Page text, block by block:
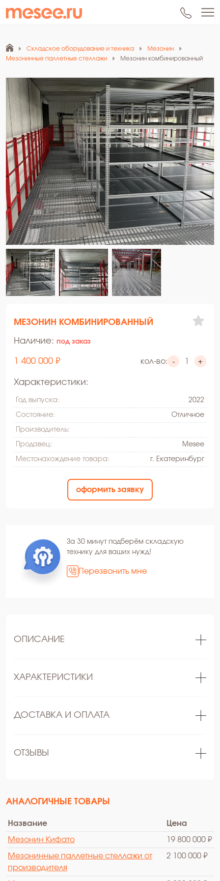
Складское оборудование и техника
Мезонин
Мезонинные паллетные стеллажи
Мезонин комбинированный
МЕЗОНИН КОМБИНИРОВАННЫЙ
Наличие: под заказ
1 400 000 ₽ кол-во: - +
Характеристики:
Год выпуска: 2022
Состояние: Oтличное
Производитель:
Продавец: Mesee
Местонахождение товара: г. Екатеринбург
оформить заявку
За 30 минут подберём складскую
технику для ваших нужд!
Перезвонить мне
ОПИСАНИЕ
ХАРАКТЕРИСТИКИ
ДОСТАВКА И ОПЛАТА
ОТЗЫВЫ
АНАЛОГИЧНЫЕ ТОВАРЫ
Название Цена
Мезонин Кифато 19 800 000 ₽
Мезонинные паллетные стеллажи от
производителя
2 100 000 ₽